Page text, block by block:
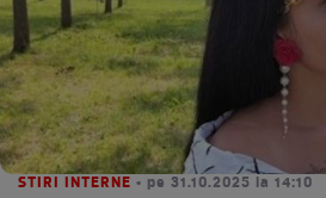
STIRI INTERNE • pe 31.10.2025 la 14:10